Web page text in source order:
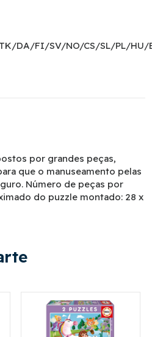
DA/FI/SV/NO/CS/SL/PL/HU/
por grandes peças,
que o manuseamento pelas
Número de peças por
do puzzle montado: 28 x